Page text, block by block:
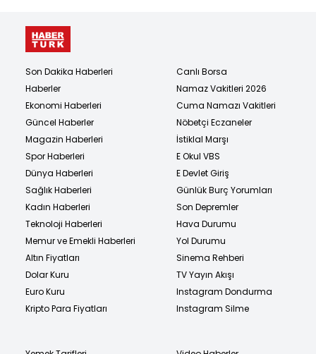
Son Dakika Haberleri
Haberler
Ekonomi Haberleri
Güncel Haberler
Magazin Haberleri
Spor Haberleri
Dünya Haberleri
Sağlık Haberleri
Kadın Haberleri
Teknoloji Haberleri
Memur ve Emekli Haberleri
Altın Fiyatları
Dolar Kuru
Euro Kuru
Kripto Para Fiyatları
Canlı Borsa
Namaz Vakitleri 2026
Cuma Namazı Vakitleri
Nöbetçi Eczaneler
İstiklal Marşı
E Okul VBS
E Devlet Giriş
Günlük Burç Yorumları
Son Depremler
Hava Durumu
Yol Durumu
Sinema Rehberi
TV Yayın Akışı
Instagram Dondurma
Instagram Silme